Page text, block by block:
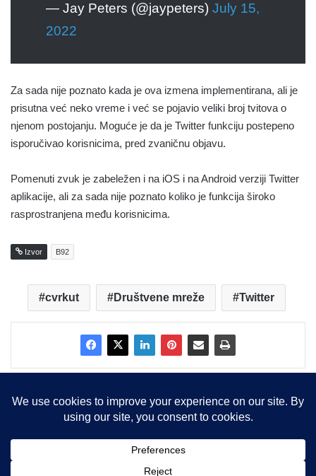
— Jay Peters (@jaypeters) July 15,
2022
Za sada nije poznato kada je ova izmena implementirana, ali je
prisutna već neko vreme i već se pojavio veliki broj tvitova o
njenom postojanju. Moguće je da je Twitter funkciju postepeno
isporučivao korisnicima, pred zvaničnu objavu.
Pomenuti zvuk je zabeležen i na iOS i na Android verziji Twitter
aplikacije, ali za sada nije poznato koliko je funkcija široko
rasprostranjena među korisnicima.
Izvor B92
cvrkut Društvene mreže Twitter
Copyright © 2015-2025, Sva prava zadržana | LBS Team d.o.o.
Facebook
X LinkedIn